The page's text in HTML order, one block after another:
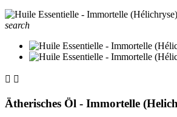
search
 
Ätherisches Öl - Immortelle